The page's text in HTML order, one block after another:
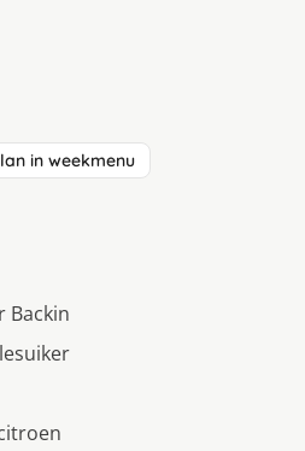
in weekmenu
Backin